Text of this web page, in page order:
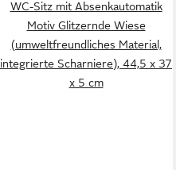
WC-Sitz mit Absenkautomatik
Motiv Glitzernde Wiese
(umweltfreundliches Material,
integrierte Scharniere), 44,5 x 37
x 5 cm